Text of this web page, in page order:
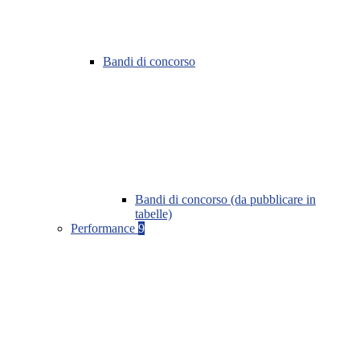
Bandi di concorso
Bandi di concorso (da pubblicare in
tabelle)
Performance 9